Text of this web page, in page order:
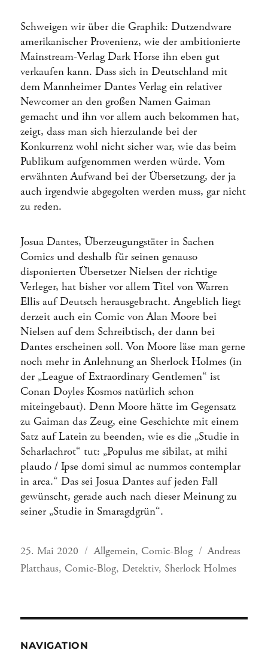
Schweigen wir über die Graphik: Dutzendware
amerikanischer Provenienz, wie der ambitionierte
Mainstream-Verlag Dark Horse ihn eben gut
verkaufen kann. Dass sich in Deutschland mit
dem Mannheimer Dantes Verlag ein relativer
Newcomer an den großen Namen Gaiman
gemacht und ihn vor allem auch bekommen hat,
zeigt, dass man sich hierzulande bei der
Konkurrenz wohl nicht sicher war, wie das beim
Publikum aufgenommen werden würde. Vom
erwähnten Aufwand bei der Übersetzung, der ja
auch irgendwie abgegolten werden muss, gar nicht
zu reden.
Josua Dantes, Überzeugungstäter in Sachen
Comics und deshalb für seinen genauso
disponierten Übersetzer Nielsen der richtige
Verleger, hat bisher vor allem Titel von Warren
Ellis auf Deutsch herausgebracht. Angeblich liegt
derzeit auch ein Comic von Alan Moore bei
Nielsen auf dem Schreibtisch, der dann bei
Dantes erscheinen soll. Von Moore läse man gerne
noch mehr in Anlehnung an Sherlock Holmes (in
der „League of Extraordinary Gentlemen“ ist
Conan Doyles Kosmos natürlich schon
miteingebaut). Denn Moore hätte im Gegensatz
zu Gaiman das Zeug, eine Geschichte mit einem
Satz auf Latein zu beenden, wie es die „Studie in
Scharlachrot“ tut: „Populus me sibilat, at mihi
plaudo / Ipse domi simul ac nummos contemplar
in arca.“ Das sei Josua Dantes auf jeden Fall
gewünscht, gerade auch nach dieser Meinung zu
seiner „Studie in Smaragdgrün“.
Veröffentlicht
am
25. Mai 2020 Kategorien
Allgemein, Comic-Blog Schlagwörter
Andreas
Platthaus, Comic-Blog,Detektiv,Sherlock Holmes
NAVIGATION